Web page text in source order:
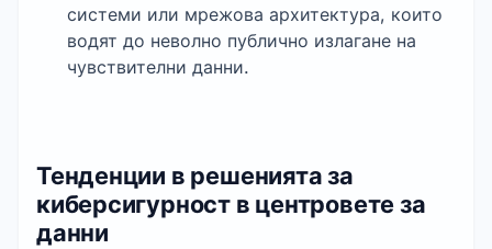
системи или мрежова архитектура, които
водят до неволно публично излагане на
чувствителни данни.
Тенденции в решенията за
киберсигурност в центровете за
данни